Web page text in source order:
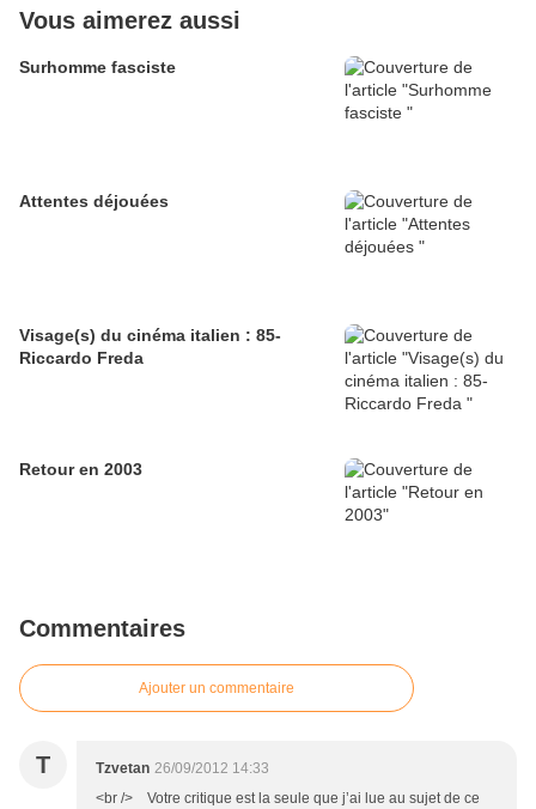
Vous aimerez aussi
Surhomme fasciste
Attentes déjouées
Visage(s) du cinéma italien : 85-
Riccardo Freda
Retour en 2003
Commentaires
Ajouter un commentaire
T Tzvetan 26/09/2012 14:33
<br /> Votre critique est la seule que j’ai lue au sujet de ce